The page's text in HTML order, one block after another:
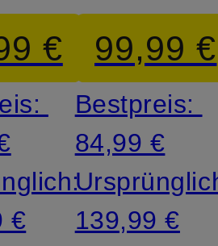
€
€
99,99 €
Bestpreis:
84,99 €
139,99 €